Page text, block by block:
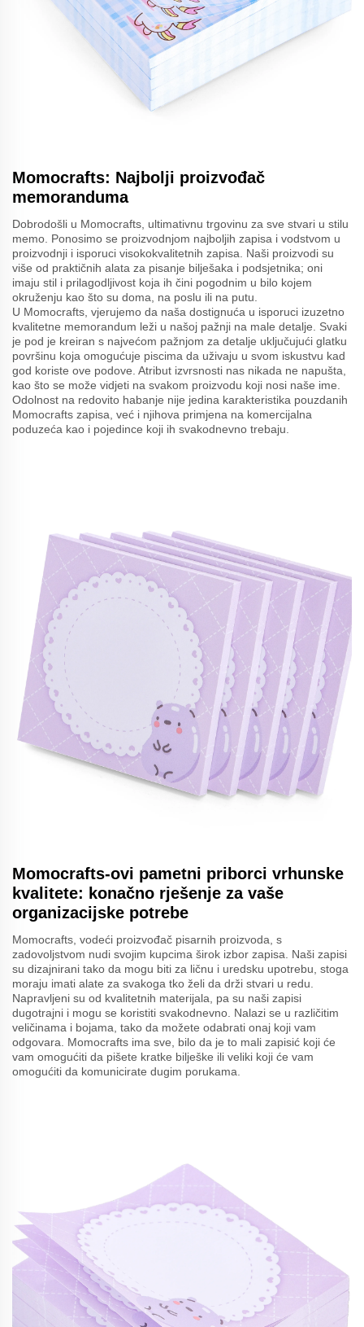
Momocrafts: Najbolji proizvođač
memoranduma
Dobrodošli u Momocrafts, ultimativnu trgovinu za sve stvari u stilu
memo. Ponosimo se proizvodnjom najboljih zapisa i vodstvom u
proizvodnji i isporuci visokokvalitetnih zapisa. Naši proizvodi su
više od praktičnih alata za pisanje bilješaka i podsjetnika; oni
imaju stil i prilagodljivost koja ih čini pogodnim u bilo kojem
okruženju kao što su doma, na poslu ili na putu.
U Momocrafts, vjerujemo da naša dostignuća u isporuci izuzetno
kvalitetne memorandum leži u našoj pažnji na male detalje. Svaki
je pod je kreiran s najvećom pažnjom za detalje uključujući glatku
površinu koja omogućuje piscima da uživaju u svom iskustvu kad
god koriste ove podove. Atribut izvrsnosti nas nikada ne napušta,
kao što se može vidjeti na svakom proizvodu koji nosi naše ime.
Odolnost na redovito habanje nije jedina karakteristika pouzdanih
Momocrafts zapisa, već i njihova primjena na komercijalna
poduzeća kao i pojedince koji ih svakodnevno trebaju.
Momocrafts-ovi pametni priborci vrhunske
kvalitete: konačno rješenje za vaše
organizacijske potrebe
Momocrafts, vodeći proizvođač pisarnih proizvoda, s
zadovoljstvom nudi svojim kupcima širok izbor zapisa. Naši zapisi
su dizajnirani tako da mogu biti za ličnu i uredsku upotrebu, stoga
moraju imati alate za svakoga tko želi da drži stvari u redu.
Napravljeni su od kvalitetnih materijala, pa su naši zapisi
dugotrajni i mogu se koristiti svakodnevno. Nalazi se u različitim
veličinama i bojama, tako da možete odabrati onaj koji vam
odgovara. Momocrafts ima sve, bilo da je to mali zapisić koji će
vam omogućiti da pišete kratke bilješke ili veliki koji će vam
omogućiti da komunicirate dugim porukama.